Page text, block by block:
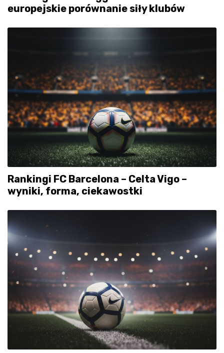
europejskie porównanie siły klubów
Rankingi FC Barcelona – Celta Vigo –
wyniki, forma, ciekawostki